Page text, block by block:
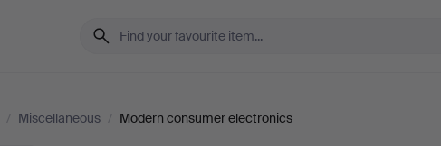
/ Miscellaneous / Modern consumer electronics